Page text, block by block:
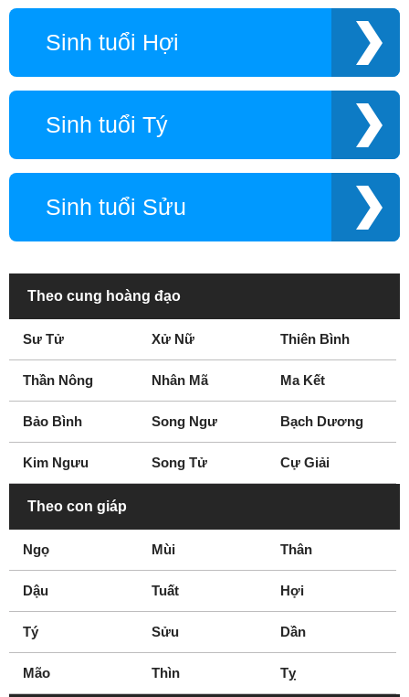
Sinh tuổi Hợi
Sinh tuổi Tý
Sinh tuổi Sửu
Theo cung hoàng đạo
Sư Tử Xử Nữ Thiên Bình
Thần Nông Nhân Mã Ma Kết
Bảo Bình Song Ngư Bạch Dương
Kim Ngưu Song Tử Cự Giải
Theo con giáp
Ngọ Mùi Thân
Dậu Tuất Hợi
Tý Sửu Dần
Mão Thìn Tỵ